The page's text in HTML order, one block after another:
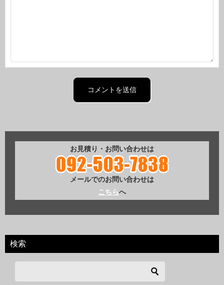
お見積り・お問い合わせは
メールでのお問い合わせは
こちらへ
検索